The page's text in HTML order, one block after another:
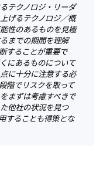
テクノロジ・リーダ
げるテクノロジ／概
性のあるものを見極
までの期間を理解
することが重要で
にあるものについて
に十分に注意する必
階でリスクを取って
まずは考慮すべきで
他社の状況を見つ
することも得策とな